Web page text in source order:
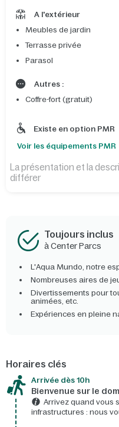
A l'extérieur
Meubles de jardin
Terrasse privée
Parasol
Autres :
Coffre-fort (gratuit)
Existe en option PMR
Voir les équipements PMR
La présentation et la
différer
Toujours inclus
à Center Parcs
L'Aqua Mundo, notre
Nombreuses aires de
Divertissements pour
animées, etc.
Expériences en pleine
Horaires clés
Arrivée dès 10h​
Bienvenue sur le
Arrivez quand vous
infrastructures : nous